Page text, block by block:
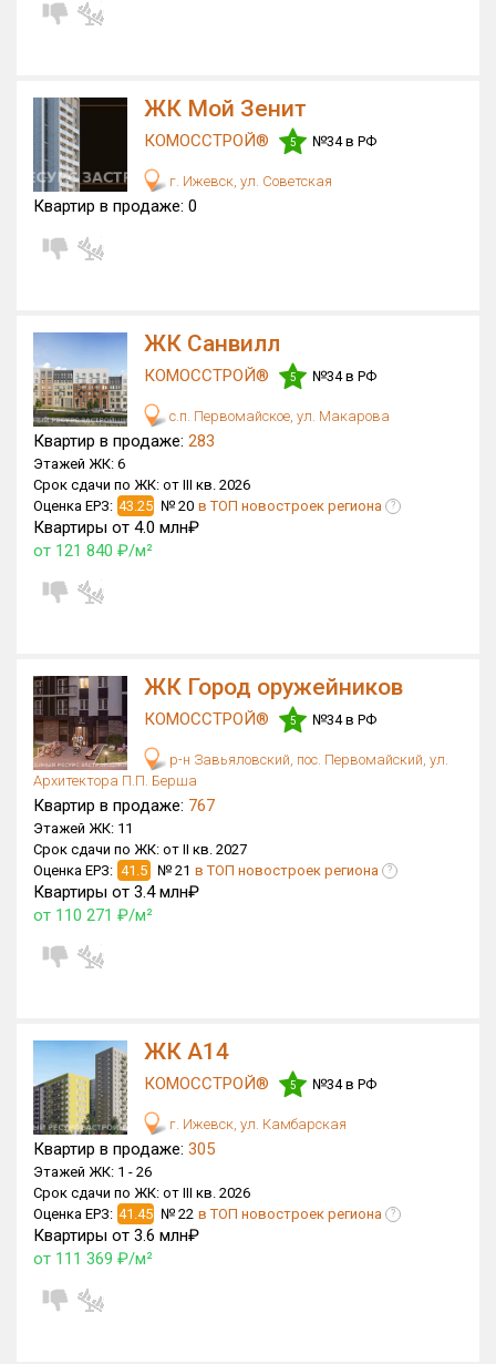
ЖК Мой Зенит
КОМОССТРОЙ® 5 №34 в РФ
г. Ижевск, ул. Советская
Квартир в продаже: 0
ЖК Санвилл
КОМОССТРОЙ® 5 №34 в РФ
с.п. Первомайское, ул. Макарова
Квартир в продаже: 283
Этажей ЖК: 6
Срок сдачи по ЖК: от III кв. 2026
Оценка ЕРЗ: 43.25 № 20 в ТОП новостроек региона ?
Квартиры от 4.0 млн₽
от 121 840 ₽/м²
ЖК Город оружейников
КОМОССТРОЙ® 5 №34 в РФ
р-н Завьяловский, пос. Первомайский, ул.
Архитектора П.П. Берша
Квартир в продаже: 767
Этажей ЖК: 11
Срок сдачи по ЖК: от II кв. 2027
Оценка ЕРЗ: 41.5 № 21 в ТОП новостроек региона ?
Квартиры от 3.4 млн₽
от 110 271 ₽/м²
ЖК А14
КОМОССТРОЙ® 5 №34 в РФ
г. Ижевск, ул. Камбарская
Квартир в продаже: 305
Этажей ЖК: 1 - 26
Срок сдачи по ЖК: от III кв. 2026
Оценка ЕРЗ: 41.45 № 22 в ТОП новостроек региона ?
Квартиры от 3.6 млн₽
от 111 369 ₽/м²